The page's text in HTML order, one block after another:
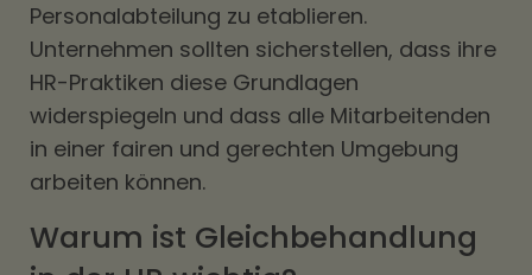
Personalabteilung zu etablieren.
Unternehmen sollten sicherstellen, dass ihre
HR-Praktiken diese Grundlagen
widerspiegeln und dass alle Mitarbeitenden
in einer fairen und gerechten Umgebung
arbeiten können.
Warum ist Gleichbehandlung